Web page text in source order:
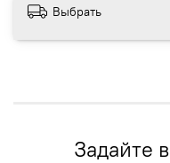
Выбрать
Задайте